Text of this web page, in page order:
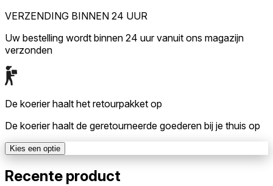
VERZENDING BINNEN 24 UUR
Uw bestelling wordt binnen 24 uur vanuit ons magazijn
verzonden
De koerier haalt het retourpakket op
De koerier haalt de geretourneerde goederen bij je thuis op
Kies een optie
Recente product